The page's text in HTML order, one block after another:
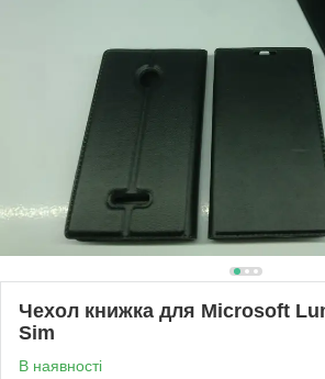
Чехол книжка для Microsoft
Sim
В наявності